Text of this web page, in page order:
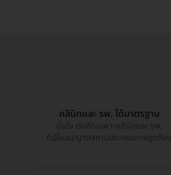
คลินิกและ รพ. ได้มาตรฐาน
มั่นใจ เราคัดเฉพาะคลินิกและ รพ.
ที่มีใบอนุญาตสถานประกอบการถูกต้อง